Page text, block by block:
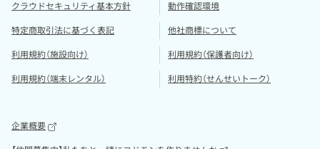
クラウドセキュリティ基本方針 動作確認環境
特定商取引法に基づく表記 他社商標について
利用規約（施設向け） 利用規約（保護者向け）
利用規約（端末レンタル） 利用特約（せんせいトーク）
企業概要